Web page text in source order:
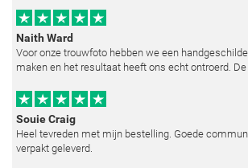
Naith Ward
Voor onze trouwfoto hebben we een
maken en het resultaat heeft ons echt ontroerd.
Souie Craig
Heel tevreden met mijn bestelling. Goede
verpakt geleverd.